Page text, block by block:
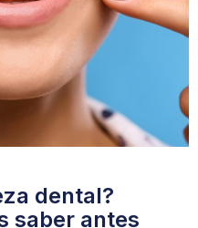
dental?
saber antes